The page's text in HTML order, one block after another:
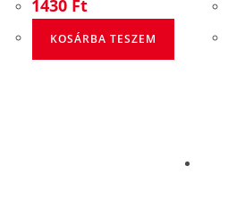
1430 Ft
KOSÁRBA TESZEM